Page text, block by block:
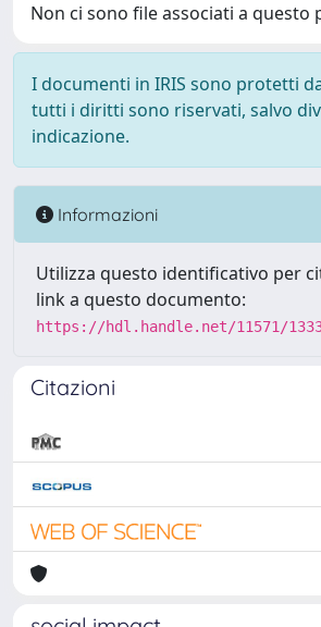
Non ci sono file associati a questo
I documenti in IRIS sono protetti
tutti i diritti sono riservati, salvo
indicazione.
Informazioni
Utilizza questo identificativo per
link a questo documento:
https://hdl.handle.net/11571/
Citazioni